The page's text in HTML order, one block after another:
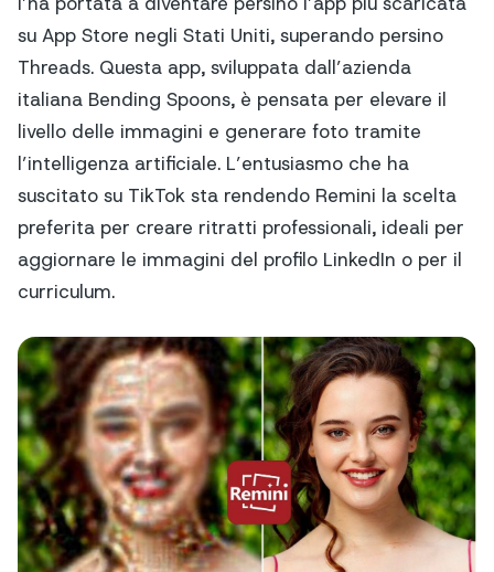
su App Store negli Stati Uniti, superando persino
Threads. Questa app, sviluppata dall’azienda
italiana Bending Spoons, è pensata per elevare il
livello delle immagini e generare foto tramite
l’intelligenza artificiale. L’entusiasmo che ha
suscitato su TikTok sta rendendo Remini la scelta
preferita per creare ritratti professionali, ideali per
aggiornare le immagini del profilo LinkedIn o per il
curriculum.